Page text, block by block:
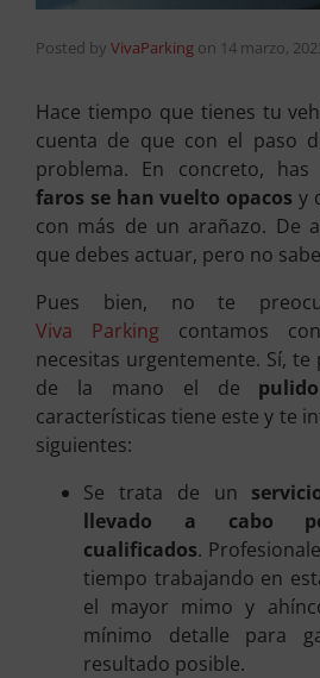
Posted by VivaParking on 14 marzo,
Hace tiempo que tienes tu
cuenta de que con el paso
problema. En concreto,
faros se han vuelto opacos y
con más de un arañazo. De
que debes actuar, pero no
Pues bien, no te
Viva Parking contamos
necesitas urgentemente. Sí, te
de la mano el de
características tiene este y te
siguientes:
Se trata de un
llevado a cabo
cualificados.
tiempo trabajando en
el mayor mimo y
mínimo detalle para
resultado posible.